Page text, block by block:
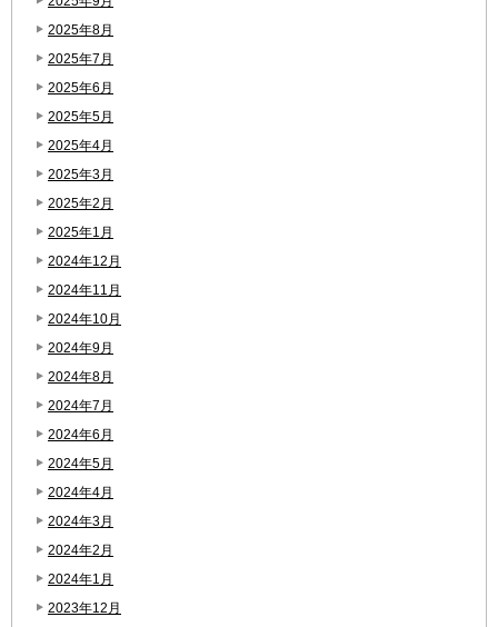
2025年8月
2025年7月
2025年6月
2025年5月
2025年4月
2025年3月
2025年2月
2025年1月
2024年12月
2024年11月
2024年10月
2024年9月
2024年8月
2024年7月
2024年6月
2024年5月
2024年4月
2024年3月
2024年2月
2024年1月
2023年12月